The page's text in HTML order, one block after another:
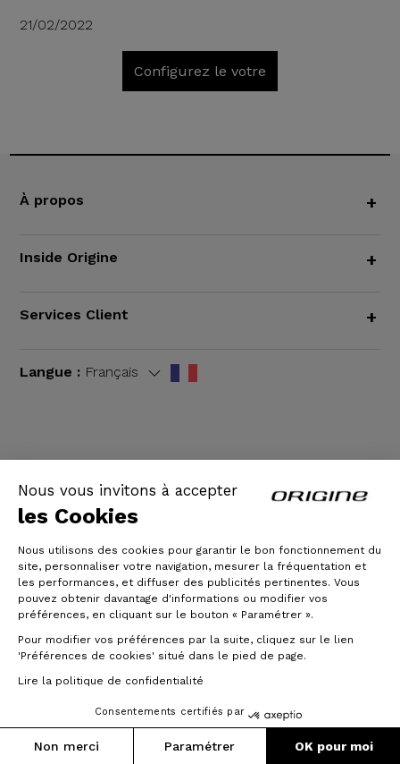
Nous vous invitons à accepter
les Cookies
Nous utilisons des cookies pour garantir le bon fonctionnement du
site, personnaliser votre navigation, mesurer la fréquentation et
les performances, et diffuser des publicités pertinentes. Vous
pouvez obtenir davantage d'informations ou modifier vos
préférences, en cliquant sur le bouton « Paramétrer ».
Pour modifier vos préférences par la suite, cliquez sur le lien
'Préférences de cookies' situé dans le pied de page.
Lire la politique de confidentialité
Consentements certifiés par
Non merci Paramétrer OK pour moi
21/02/2022
Configurez le votre
À propos +
Inside Origine +
Services Client +
Langue : Français
© Origine Cycles